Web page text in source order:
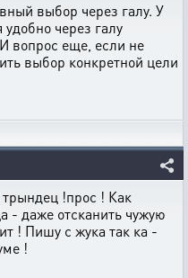
выбор через галу. У
через галу
вопрос еще, если не
выбор конкретной цели
!прос ! Как
- даже отсканить чужую
! Пишу с жука так ка -
!